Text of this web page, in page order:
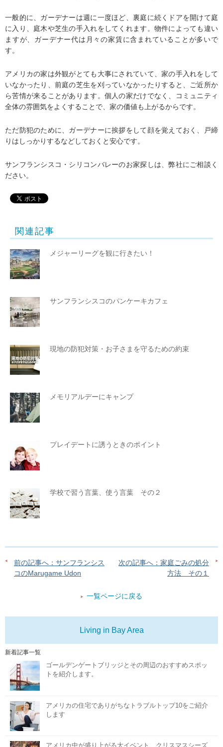
一般的に、ガーデナーは週に一度ほど、裏庭に続くドアを開けて庭
に入り、庭木や芝生の手入れをしてくれます。物件によっても違い
ますが、ガーデナー代は月々の家賃に含まれていることが多いで
す。
アメリカの家は外観がとても大事にされていて、家の手入れをして
いなかったり、前庭の芝生を刈っていなかったりすると、ご近所か
ら苦情が来ることがあります。個人の家だけでなく、コミュニティ
全体の雰囲気をよくすることで、家の価値も上がるからです。
ただ防犯のために、ガーデナーに挨拶をして顔を覚えておく、戸締
りはしっかりするなどしておくと安心です。
サンフランシスコ・シリコンバレーのお家探しは、弊社にご相談く
ださい。
関連記事
メジャーリーグを観に行きたい！
サンフランシスコのパンケーキカフェ
現地の防犯対策・お子さまを守るための約束
メモリアルデーにキャンプ
プレイデートに誘うときのポイント
学校で習う言葉、使う言葉 その２
前の記事へ：サンフランシス
コのMarugame Udon
次の記事へ：家庭ごみの処分
方法 その１
一覧ページに戻る
Living in Bay Area
新着記事一覧
ゴールデンゲートブリッジとその周辺のおすすめスポッ
トを紹介します。
アメリカの住宅でありがちなトラブルトップ10をご紹介
します
アメリカ中が盛り上がる大イベント、クリスマスシーズ